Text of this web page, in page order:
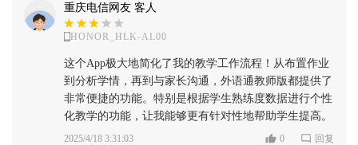
重庆电信网友 客人
HONOR_HLK-AL00
这个App极大地简化了我的教学工作流程！从布置作业
到分析学情，再到与家长沟通，外语通教师版都提供了
非常便捷的功能。特别是根据学生熟练度数据进行个性
化教学的功能，让我能够更有针对性地帮助学生提高。
2025/4/18 3:31:03 0 回复